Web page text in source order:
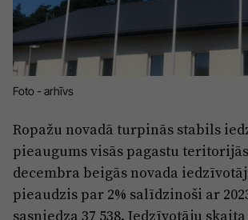
Mārupe
Olaine
Ropaži
Saulkrasti
Sigulda
Jūrmala
Zaļā
Iedvesmai
Vide
Kodols
Kontakti
Reklāma
Par
Foto - arhīvs
Ropažu novadā turpinās stabils
pieaugums visās pagastu
decembra beigās novada
pieaudzis par 2% salīdzinoši ar
sasniedza 37 538. Iedzīvotāju